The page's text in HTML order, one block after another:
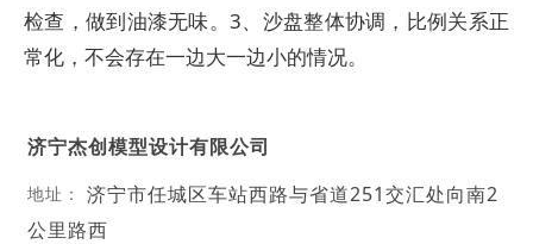
检查，做到油漆无味。3、沙盘整体协调，比例关系正
常化，不会存在一边大一边小的情况。
济宁杰创模型设计有限公司
地址：
济宁市任城区车站西路与省道251交汇处向南2
公里路西